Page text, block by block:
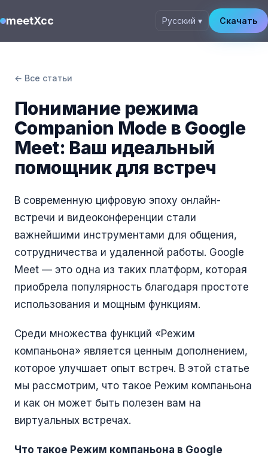
meetXcc Русский ▾ Скачать
← Все статьи
Понимание режима
Companion Mode в Google
Meet: Ваш идеальный
помощник для встреч
В современную цифровую эпоху онлайн-
встречи и видеоконференции стали
важнейшими инструментами для общения,
сотрудничества и удаленной работы. Google
Meet — это одна из таких платформ, которая
приобрела популярность благодаря простоте
использования и мощным функциям.
Среди множества функций «Режим
компаньона» является ценным дополнением,
которое улучшает опыт встреч. В этой статье
мы рассмотрим, что такое Режим компаньона
и как он может быть полезен вам на
виртуальных встречах.
Что такое Режим компаньона в Google